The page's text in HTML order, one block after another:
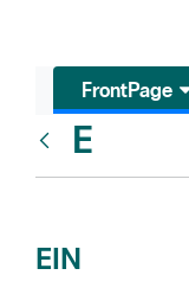
FrontPage
E
EIN